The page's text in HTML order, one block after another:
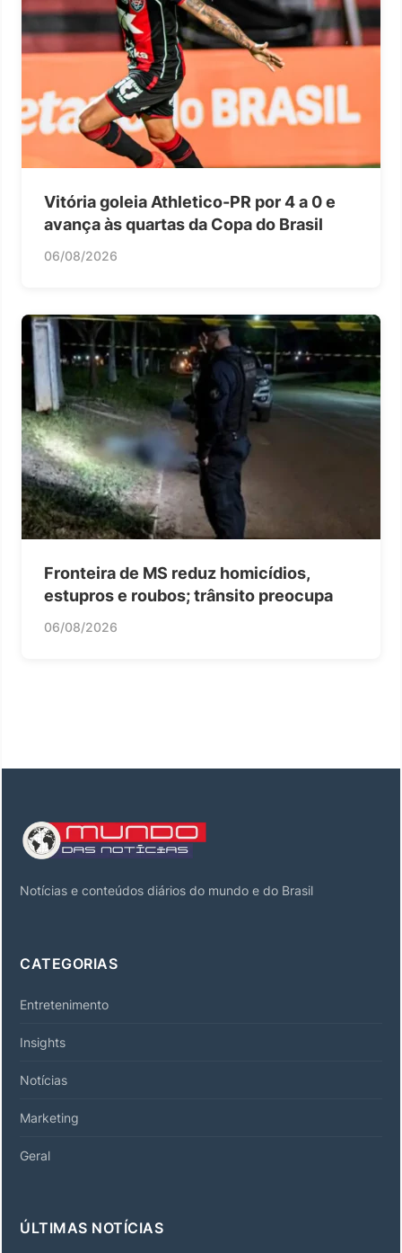
Vitória goleia Athletico-PR por 4 a 0 e
avança às quartas da Copa do Brasil
06/08/2026
Fronteira de MS reduz homicídios,
estupros e roubos; trânsito preocupa
06/08/2026
Notícias e conteúdos diários do mundo e do Brasil
CATEGORIAS
Entretenimento
Insights
Notícias
Marketing
Geral
ÚLTIMAS NOTÍCIAS